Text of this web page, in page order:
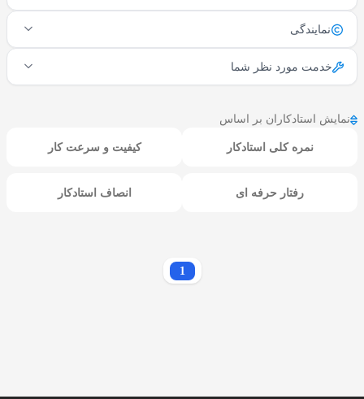
نمایندگی
خدمت مورد نظر شما
نمایش استادکاران بر اساس
نمره کلی استادکار کیفیت و سرعت کار
رفتار حرفه ای انصاف استادکار
1